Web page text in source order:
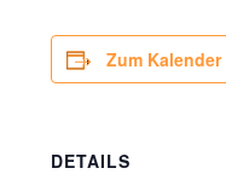
Zum
DETAILS